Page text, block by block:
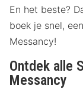
En het beste?
boek je snel,
Messancy!
Ontdek alle
Messancy